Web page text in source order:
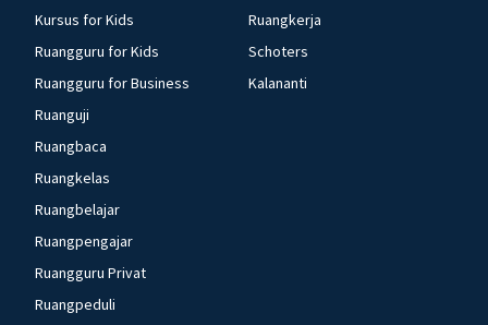
Kursus for Kids
Ruangguru for Kids
Ruangguru for Business
Ruanguji
Ruangbaca
Ruangkelas
Ruangbelajar
Ruangpengajar
Ruangguru Privat
Ruangpeduli
Ruangkerja
Schoters
Kalananti